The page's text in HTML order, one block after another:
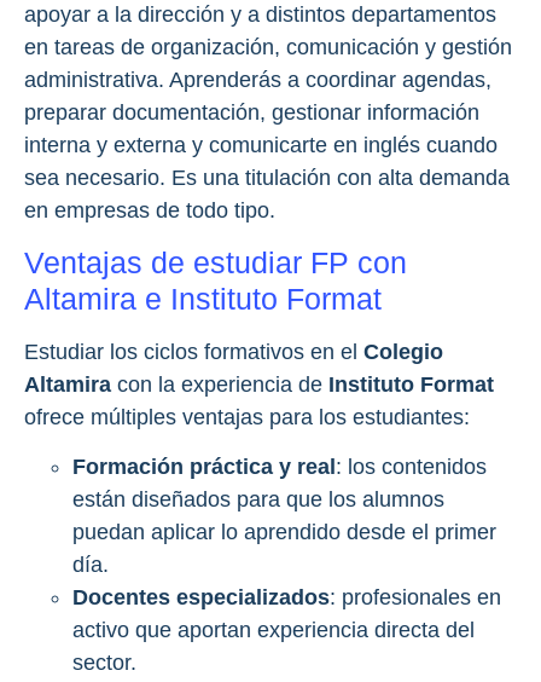
apoyar a la dirección y a distintos departamentos
en tareas de organización, comunicación y gestión
administrativa. Aprenderás a coordinar agendas,
preparar documentación, gestionar información
interna y externa y comunicarte en inglés cuando
sea necesario. Es una titulación con alta demanda
en empresas de todo tipo.
Ventajas de estudiar FP con
Altamira e Instituto Format
Estudiar los ciclos formativos en el Colegio
Altamira con la experiencia de Instituto Format
ofrece múltiples ventajas para los estudiantes:
Formación práctica y real : los contenidos
están diseñados para que los alumnos
puedan aplicar lo aprendido desde el primer
día.
Docentes especializados: profesionales en
activo que aportan experiencia directa del
sector.